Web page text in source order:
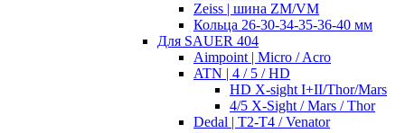
Zeiss | шина ZM/VM
Кольца 26-30-34-35-36-40 мм
Для SAUER 404
Aimpoint | Micro / Acro
ATN | 4 / 5 / HD
HD X-sight I+II/Thor/Mars
4/5 X-Sight / Mars / Thor
Dedal | T2-T4 / Venator